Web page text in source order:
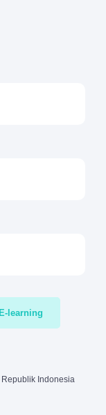
learning
Indonesia